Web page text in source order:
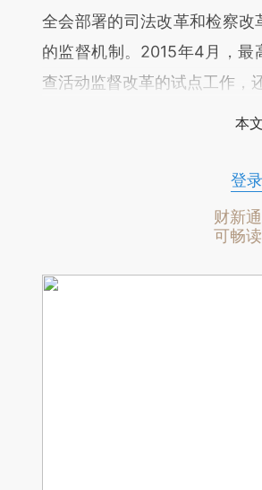
全会部署的司法改革和检察
的监督机制。2015年4月，最
查活动监督改革的试点工作，
本
登录
财新
可畅